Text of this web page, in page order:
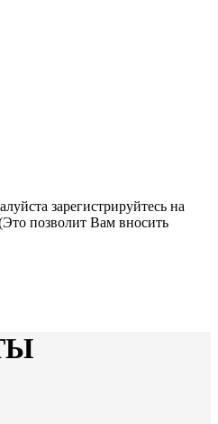
зарегистрируйтесь на
позволит Вам вносить